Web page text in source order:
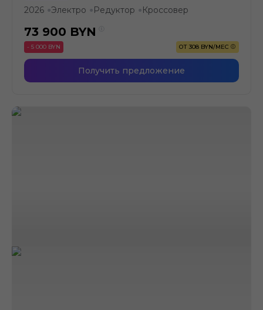
2026 ●Электро ● Редуктор ● Кроссовер
73 900 BYN
- 5 000 BYN ОТ 308 BYN/МЕС
Получить предложение